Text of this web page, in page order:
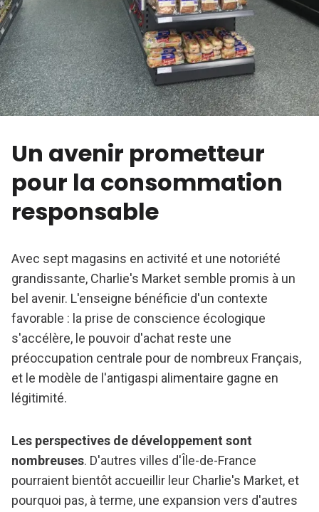
Un avenir prometteur
pour la consommation
responsable
Avec sept magasins en activité et une notoriété
grandissante, Charlie's Market semble promis à un
bel avenir. L'enseigne bénéficie d'un contexte
favorable : la prise de conscience écologique
s'accélère, le pouvoir d'achat reste une
préoccupation centrale pour de nombreux Français,
et le modèle de l'antigaspi alimentaire gagne en
légitimité.
Les perspectives de développement sont
nombreuses. D'autres villes d'Île-de-France
pourraient bientôt accueillir leur Charlie's Market, et
pourquoi pas, à terme, une expansion vers d'autres